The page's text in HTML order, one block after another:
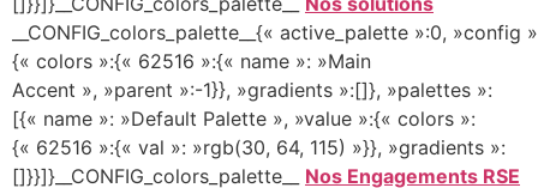
__CONFIG_colors_palette__{« active_palette »:0, »config
{« colors »:{« 62516 »:{« name »: »Main
Accent », »parent »:-1}}, »gradients »:[]}, »palettes »:
[{« name »: »Default Palette », »value »:{« colors »:
{« 62516 »:{« val »: »rgb(30, 64, 115) »}}, »gradients »:
[]}}]}__CONFIG_colors_palette__ Nos Engagements RSE